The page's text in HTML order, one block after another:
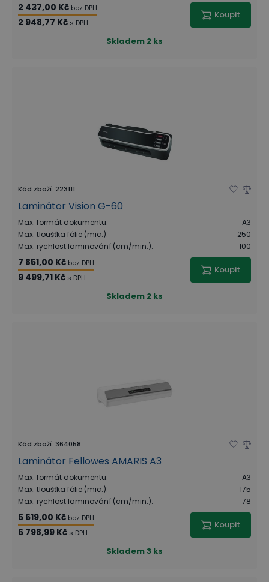
2 437,00 Kč bez DPH
2 948,77 Kč s DPH
Koupit
Skladem 2 ks
Kód zboží: 223111
Laminátor Vision G-60
Max. formát dokumentu:
A3
Max. tloušťka fólie (mic.):
250
Max. rychlost laminování (cm/min.): 100
7 851,00 Kč bez DPH
9 499,71 Kč s DPH
Koupit
Skladem 2 ks
Kód zboží: 364058
Laminátor Fellowes AMARIS A3
Max. formát dokumentu:
A3
Max. tloušťka fólie (mic.):
175
Max. rychlost laminování (cm/min.): 78
5 619,00 Kč bez DPH
6 798,99 Kč s DPH
Koupit
Skladem3 ks